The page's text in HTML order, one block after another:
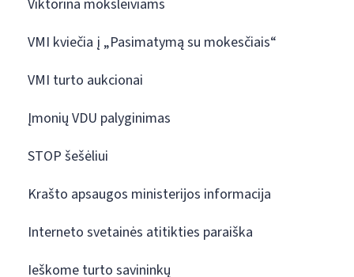
Viktorina moksleiviams
VMI kviečia į „Pasimatymą su mokesčiais“
VMI turto aukcionai
Įmonių VDU palyginimas
STOP šešėliui
Krašto apsaugos ministerijos informacija
Interneto svetainės atitikties paraiška
Ieškome turto savininkų